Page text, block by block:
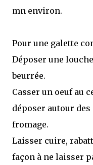
mn environ.
Pour une galette
Déposer une
beurrée.
Casser un oeuf au
déposer autour
fromage.
Laisser cuire,
façon à ne laisser